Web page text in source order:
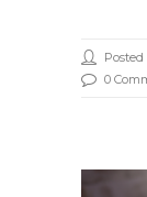
0